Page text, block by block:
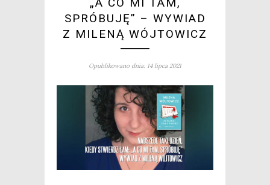
„A CO MI TAM,
SPRÓBUJĘ” – WYWIAD
Z MILENĄ WÓJTOWICZ
Opublikowano dnia: 14 lipca 2021